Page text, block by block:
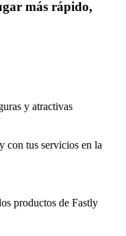
más rápido,
y atractivas
con tus servicios en la
productos de Fastly